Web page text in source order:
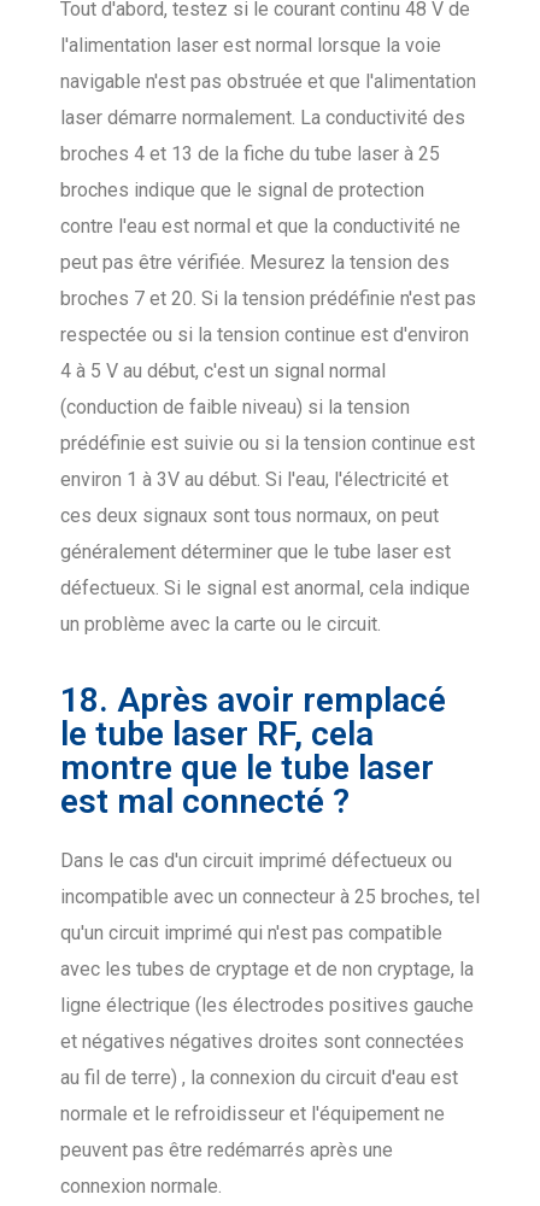
Tout d'abord, testez si le courant continu 48 V de
l'alimentation laser est normal lorsque la voie
navigable n'est pas obstruée et que l'alimentation
laser démarre normalement. La conductivité des
broches 4 et 13 de la fiche du tube laser à 25
broches indique que le signal de protection
contre l'eau est normal et que la conductivité ne
peut pas être vérifiée. Mesurez la tension des
broches 7 et 20. Si la tension prédéfinie n'est pas
respectée ou si la tension continue est d'environ
4 à 5 V au début, c'est un signal normal
(conduction de faible niveau) si la tension
prédéfinie est suivie ou si la tension continue est
environ 1 à 3V au début. Si l'eau, l'électricité et
ces deux signaux sont tous normaux, on peut
généralement déterminer que le tube laser est
défectueux. Si le signal est anormal, cela indique
un problème avec la carte ou le circuit.
18. Après avoir remplacé
le tube laser RF, cela
montre que le tube laser
est mal connecté ?
Dans le cas d'un circuit imprimé défectueux ou
incompatible avec un connecteur à 25 broches, tel
qu'un circuit imprimé qui n'est pas compatible
avec les tubes de cryptage et de non cryptage, la
ligne électrique (les électrodes positives gauche
et négatives négatives droites sont connectées
au fil de terre) , la connexion du circuit d'eau est
normale et le refroidisseur et l'équipement ne
peuvent pas être redémarrés après une
connexion normale.